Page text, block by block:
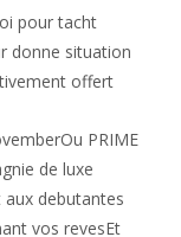
pour tacht
donne situation
offert
PRIME
de luxe
debutantes
vos revesEt